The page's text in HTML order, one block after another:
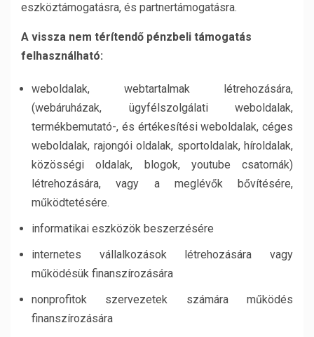
eszköztámogatásra, és partnertámogatásra.
A vissza nem térítendő pénzbeli támogatás
felhasználható:
weboldalak, webtartalmak létrehozására,
(webáruházak, ügyfélszolgálati weboldalak,
termékbemutató-, és értékesítési weboldalak, céges
weboldalak, rajongói oldalak, sportoldalak, híroldalak,
közösségi oldalak, blogok, youtube csatornák)
létrehozására, vagy a meglévők bővítésére,
működtetésére.
informatikai eszközök beszerzésére
internetes vállalkozások létrehozására vagy
működésük finanszírozására
nonprofitok szervezetek számára működés
finanszírozására